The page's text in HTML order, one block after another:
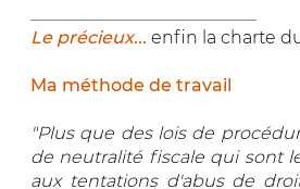
Le précieux... enfin la charte
Ma méthode de travail
"Plus que des lois de
de neutralité fiscale qui sont
aux tentations d'abus de